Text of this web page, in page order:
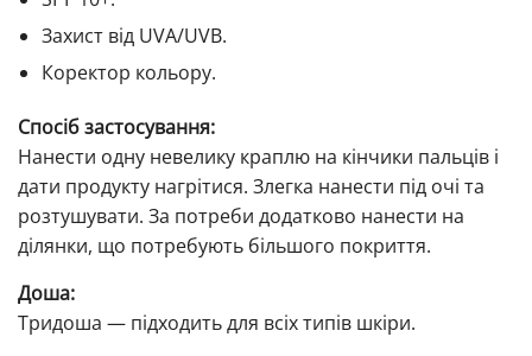
Захист від UVA/UVB.
Коректор кольору.
Спосіб застосування:
Нанести одну невелику краплю на кінчики пальців і
дати продукту нагрітися. Злегка нанести під очі та
розтушувати. За потреби додатково нанести на
ділянки, що потребують більшого покриття.
Доша:
Тридоша — підходить для всіх типів шкіри.